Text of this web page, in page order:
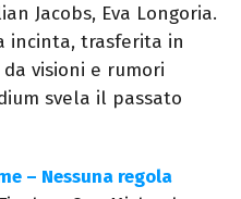
Jacobs, Eva Longoria.
incinta, trasferita in
visioni e rumori
svela il passato
– Nessuna regola